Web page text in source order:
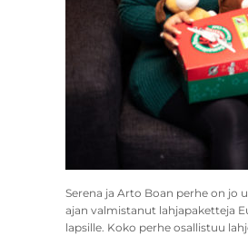
Serena ja Arto Boan perhe on jo
ajan valmistanut lahjapaketteja
lapsille. Koko perhe osallistuu